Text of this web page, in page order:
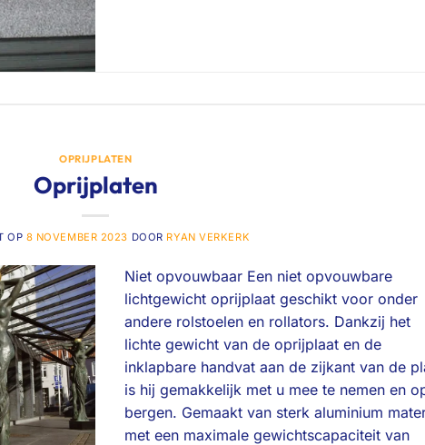
OPRIJPLATEN
Oprijplaten
OP 8 NOVEMBER 2023 DOOR RYAN VERKERK
Niet opvouwbaar Een niet opvouwbare
lichtgewicht oprijplaat geschikt voor onder
andere rolstoelen en rollators. Dankzij het
lichte gewicht van de oprijplaat en de
inklapbare handvat aan de zijkant van de
is hij gemakkelijk met u mee te nemen en
bergen. Gemaakt van sterk aluminium
met een maximale gewichtscapaciteit van